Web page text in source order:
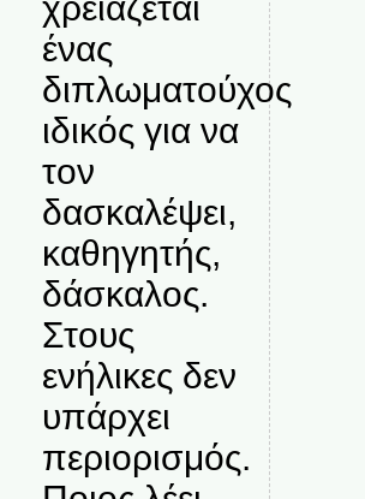
ένας
διπλωματούχος
ιδικός για να
τον
δασκαλέψει,
καθηγητής,
δάσκαλος.
Στους
ενήλικες δεν
υπάρχει
περιορισμός.